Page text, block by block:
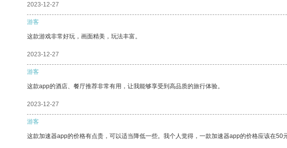
2023-12-27
游客
这款游戏非常好玩，画面精美，玩法丰富。
2023-12-27
游客
这款app的酒店、餐厅推荐非常有用，让我能够享受到高品质的旅行体验。
2023-12-27
游客
这款加速器app的价格有点贵，可以适当降低一些。我个人觉得，一款加速器app的价格应该在50